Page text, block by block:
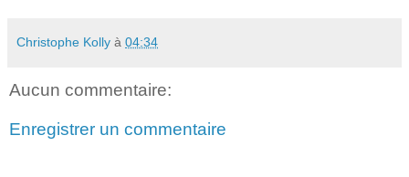
Christophe Kolly à 04:34
Aucun commentaire:
Enregistrer un commentaire